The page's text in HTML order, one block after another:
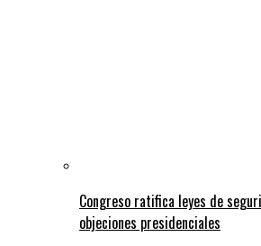
Congreso ratifica leyes de
objeciones presidenciales